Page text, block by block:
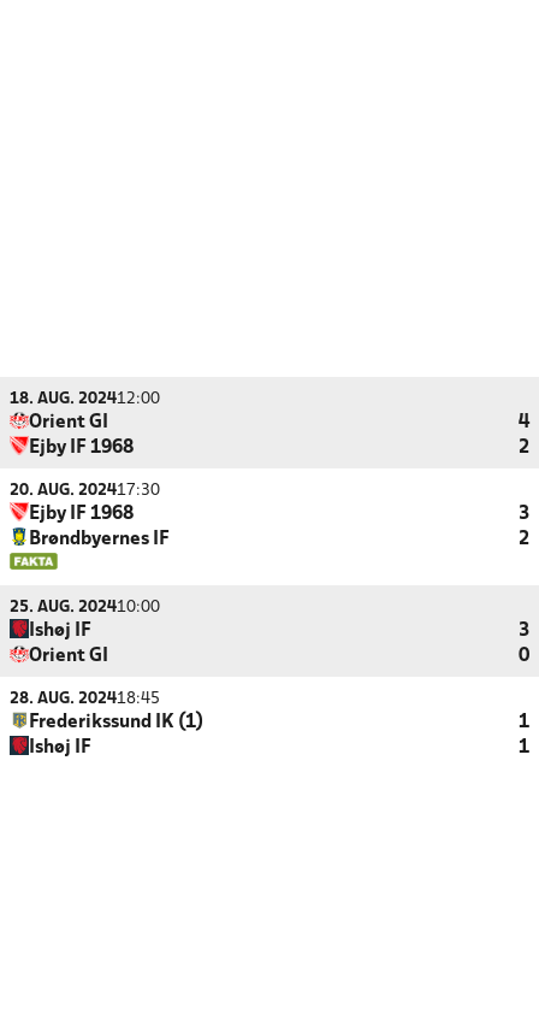
18. AUG. 202412:00
Orient GI
4
Ejby IF 1968
2
20. AUG. 202417:30
Ejby IF 1968
3
Brøndbyernes IF
2
25. AUG. 202410:00
Ishøj IF
3
Orient GI
0
28. AUG. 202418:45
Frederikssund IK (1)
1
Ishøj IF
1